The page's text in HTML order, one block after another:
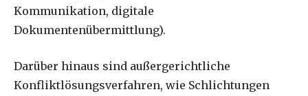
Kommunikation, digitale
Dokumentenübermittlung).
Darüber hinaus sind außergerichtliche
Konfliktlösungsverfahren, wie Schlichtungen